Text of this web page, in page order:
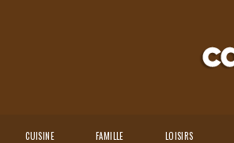
CUISINE FAMILLE LOISIRS